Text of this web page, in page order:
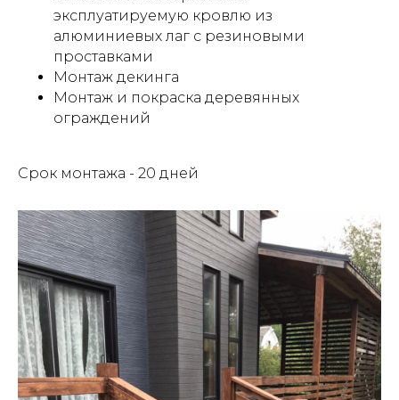
эксплуатируемую кровлю из
алюминиевых лаг с резиновыми
проставками
Монтаж декинга
Монтаж и покраска деревянных
ограждений
Срок монтажа - 20 дней